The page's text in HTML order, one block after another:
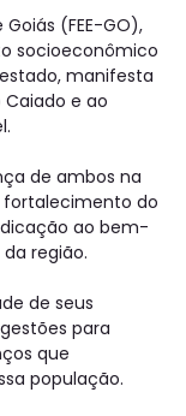
(FEE-GO),
socioeconômico
manifesta
e ao
de ambos na
fortalecimento do
ao bem-
região.
de seus
para
que
população.